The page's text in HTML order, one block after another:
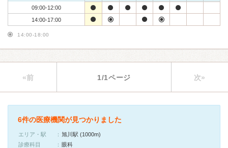
09:00-12:00
14:00-17:00
14:00-18:00
«前 1/1ページ 次»
6件の医療機関が見つかりました
エリア・駅
旭川駅 (1000m)
診療科目
眼科